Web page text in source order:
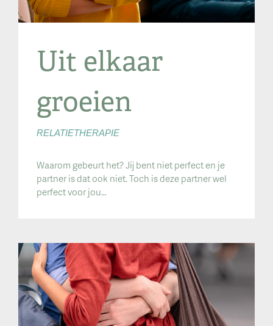
Uit elkaar
groeien
RELATIETHERAPIE
Waarom gebeurt het? Jij bent niet perfect en je
partner is dat ook niet. Toch is deze partner wel
perfect voor jou…